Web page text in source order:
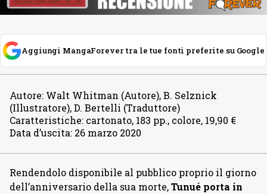
Aggiungi MangaForever tra le tue fonti preferite su Google
Autore: Walt Whitman (Autore), B. Selznick
(Illustratore), D. Bertelli (Traduttore)
Caratteristiche: cartonato, 183 pp., colore, 19,90 €
Data d’uscita: 26 marzo 2020
Rendendolo disponibile al pubblico proprio il giorno
dell’anniversario della sua morte,Tunué porta in